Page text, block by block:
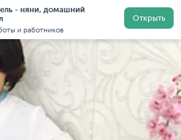
- няни, домашний
и работников
Открыть
Домработницы в Московской